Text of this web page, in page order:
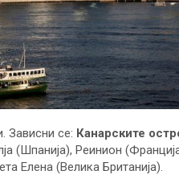
Зависни се: Канарските
(Шпанија), Реинион
Елена (Велика Британија).